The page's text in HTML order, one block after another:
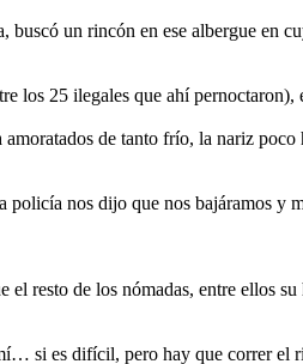
un rincón en ese albergue en
los 25 ilegales que ahí
de tanto frío, la nariz
nos dijo que nos bajáramos y
resto de los nómadas, entre ellos
si es difícil, pero hay que correr el